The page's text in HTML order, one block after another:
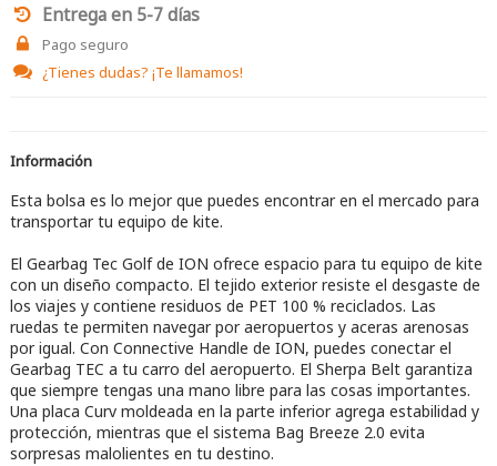
Entrega en 5-7 días
Pago seguro
¿Tienes dudas? ¡Te llamamos!
Información
Esta bolsa es lo mejor que puedes encontrar en el mercado para
transportar tu equipo de kite.
El Gearbag Tec Golf de ION ofrece espacio para tu equipo de kite
con un diseño compacto. El tejido exterior resiste el desgaste de
los viajes y contiene residuos de PET 100 % reciclados. Las
ruedas te permiten navegar por aeropuertos y aceras arenosas
por igual. Con Connective Handle de ION, puedes conectar el
Gearbag TEC a tu carro del aeropuerto. El Sherpa Belt garantiza
que siempre tengas una mano libre para las cosas importantes.
Una placa Curv moldeada en la parte inferior agrega estabilidad y
protección, mientras que el sistema Bag Breeze 2.0 evita
sorpresas malolientes en tu destino.